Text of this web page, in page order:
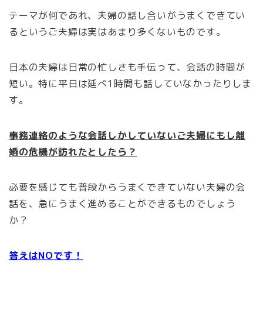
テーマが何であれ、夫婦の話し合いがうまくできてい
るというご夫婦は実はあまり多くないものです。
日本の夫婦は日常の忙しさも手伝って、会話の時間が
短い。特に平日は延べ1時間も話していなかったりしま
す。
事務連絡のような会話しかしていないご夫婦にもし離
婚の危機が訪れたとしたら？
必要を感じても普段からうまくできていない夫婦の会
話を、急にうまく進めることができるものでしょう
か？
答えはNOです！